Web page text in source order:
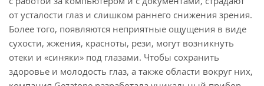
от усталости глаз и слишком раннего снижения зрения.
Более того, появляются неприятные ощущения в виде
сухости, жжения, красноты, рези, могут возникнуть
отеки и «синяки» под глазами. Чтобы сохранить
здоровье и молодость глаз, а также области вокруг них,